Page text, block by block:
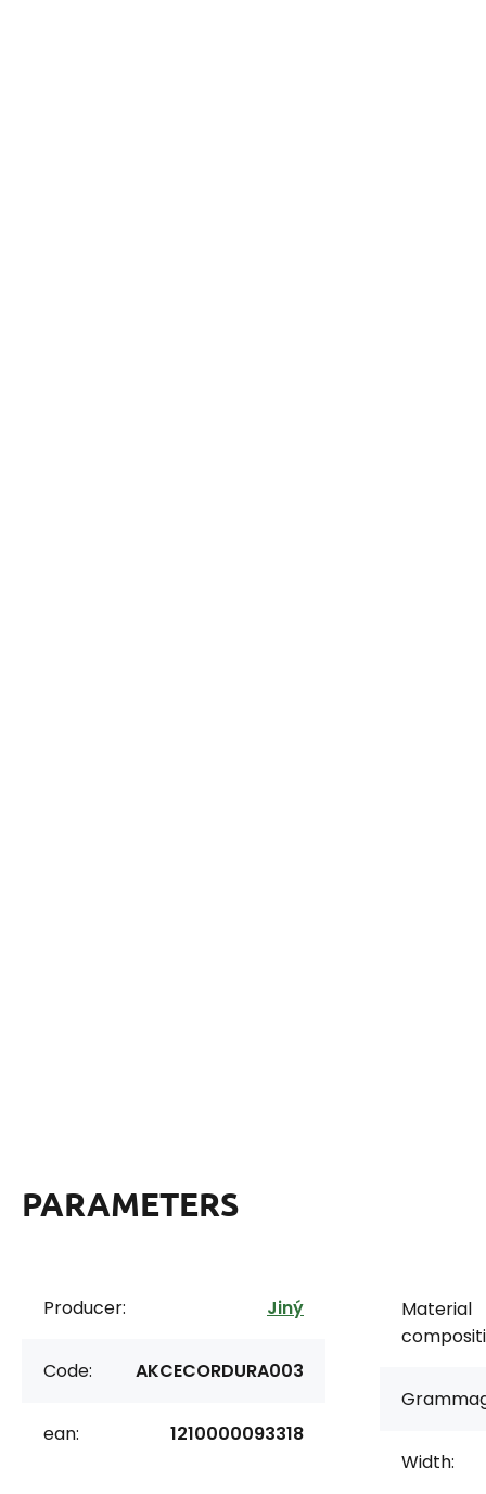
PARAMETERS
Producer: Jiný
Code: AKCECORDURA003
ean: 1210000093318
Material
Width: